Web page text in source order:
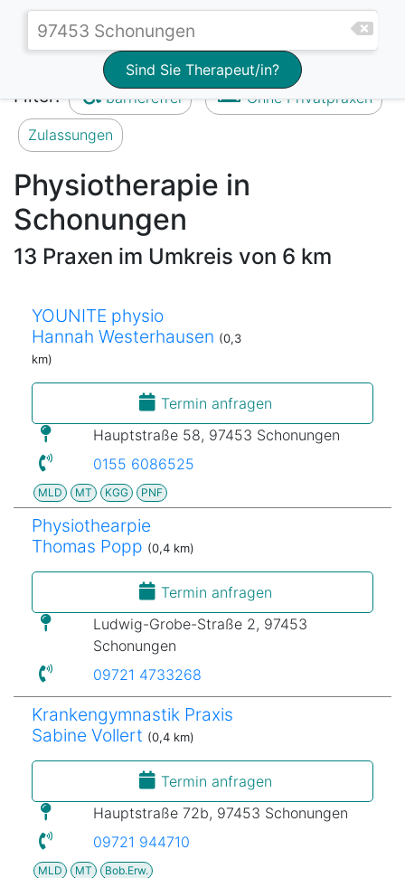
Sind Sie Therapeut/in?
Filter: barrierefrei Ohne Privatpraxen
Zulassungen
Physiotherapie in
Schonungen
13 Praxen im Umkreis von 6 km
YOUNITE physio
Hannah Westerhausen (0,3
km)
Termin anfragen
Hauptstraße 58, 97453 Schonungen
0155 6086525
MLD MT KGG PNF
Physiothearpie
Thomas Popp (0,4 km)
Termin anfragen
Ludwig-Grobe-Straße 2, 97453
Schonungen
09721 4733268
Krankengymnastik Praxis
Sabine Vollert (0,4 km)
Termin anfragen
Hauptstraße 72b, 97453 Schonungen
09721 944710
MLD MT Bob.Erw.